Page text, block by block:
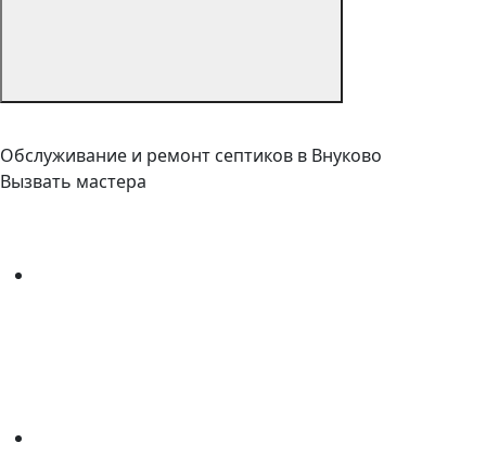
Обслуживание и ремонт септиков в Внуково
Вызвать мастера